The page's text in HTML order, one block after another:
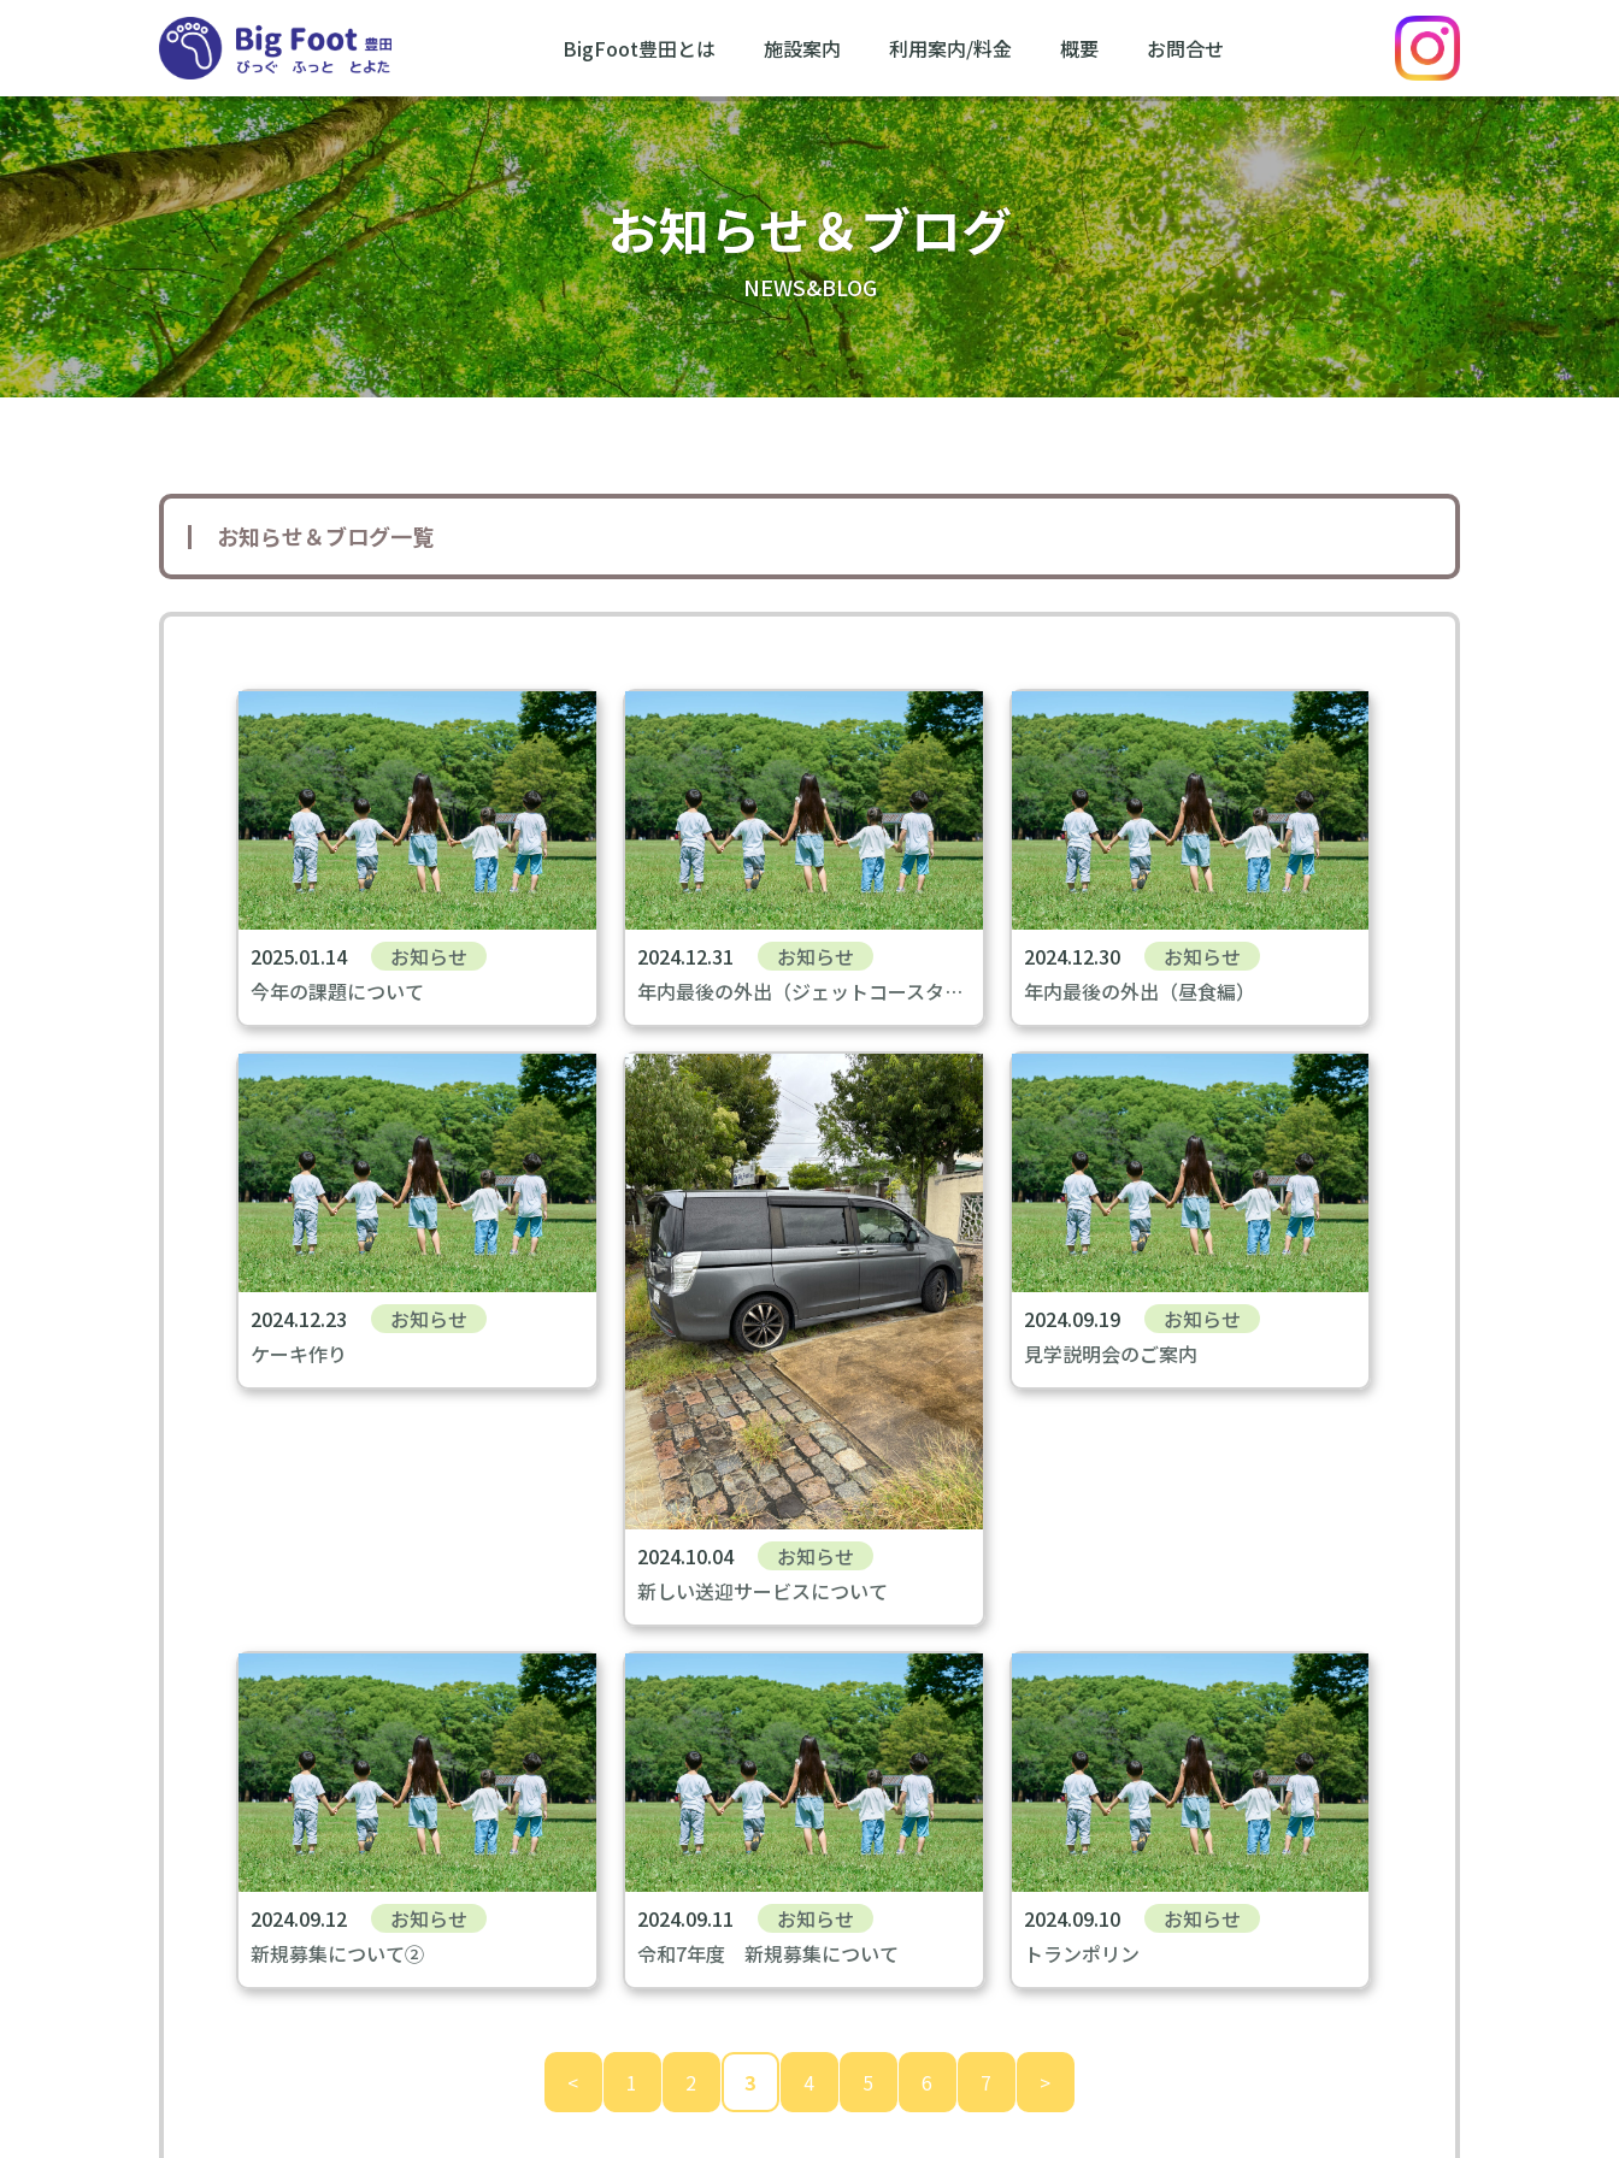
BigFoot豊田とは 施設案内 利用案内/料金 概要 お問合せ
お知らせ＆ブログ
NEWS&BLOG
お知らせ＆ブログ一覧
2025.01.14
お知らせ
今年の課題について
2024.12.31
お知らせ
年内最後の外出（ジェットコースター編）
2024.12.30
お知らせ
年内最後の外出（昼食編）
2024.12.23
お知らせ
ケーキ作り
2024.10.04
お知らせ
新しい送迎サービスについて
2024.09.19
お知らせ
見学説明会のご案内
2024.09.12
お知らせ
新規募集について②
2024.09.11
お知らせ
令和7年度 新規募集について
2024.09.10
お知らせ
トランポリン
1 2 3 4 5 6 7
< >